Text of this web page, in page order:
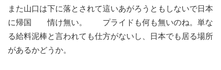
また山口は下に落とされて這いあがろうともしないで日本
に帰国 情け無い。 プライドも何も無いのね。単な
る給料泥棒と言われても仕方がないし、日本でも居る場所
があるかどうか。